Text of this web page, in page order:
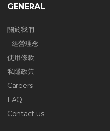
GENERAL
關於我們
- 經營理念
使用條款
私隱政策
Careers
FAQ
Contact us